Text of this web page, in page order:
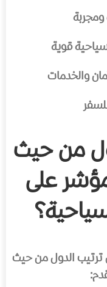
قوية
والخدمات
من حيث
2025 مؤشر على
ترتيب الدول من حيث